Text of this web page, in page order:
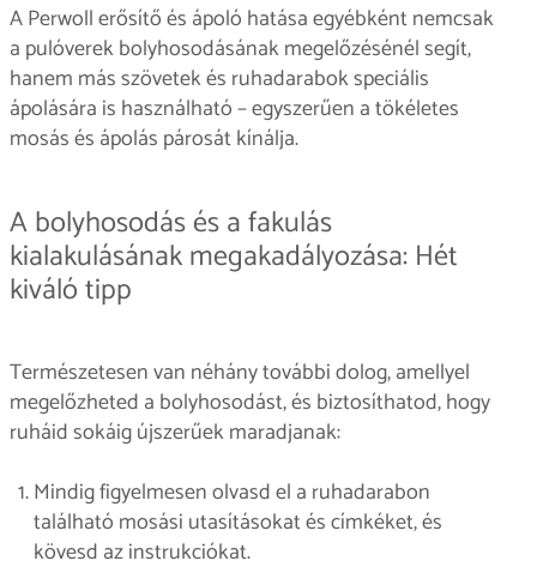
A Perwoll erősítő és ápoló hatása egyébként nemcsak
a pulóverek bolyhosodásának megelőzésénél segít,
hanem más szövetek és ruhadarabok speciális
ápolására is használható – egyszerűen a tökéletes
mosás és ápolás párosát kínálja.
A bolyhosodás és a fakulás
kialakulásának megakadályozása: Hét
kiváló tipp
Természetesen van néhány további dolog, amellyel
megelőzheted a bolyhosodást, és biztosíthatod, hogy
ruháid sokáig újszerűek maradjanak:
Mindig figyelmesen olvasd el a ruhadarabon
található mosási utasításokat és címkéket, és
kövesd az instrukciókat.